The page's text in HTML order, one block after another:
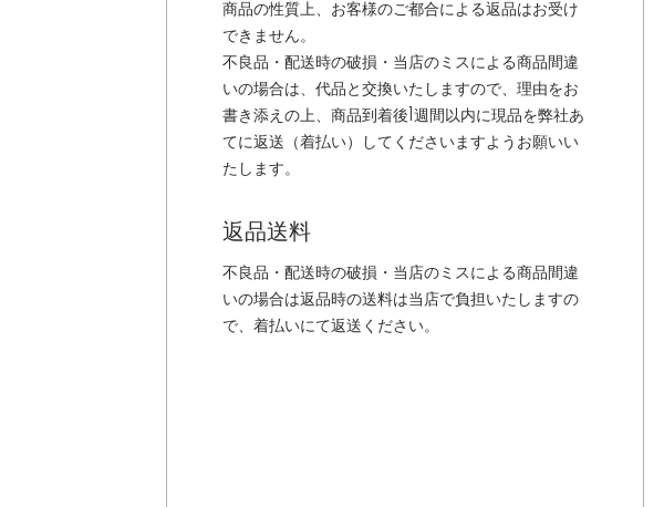
商品の性質上、お客様のご都合による返品はお受け
できません。
不良品・配送時の破損・当店のミスによる商品間違
いの場合は、代品と交換いたしますので、理由をお
書き添えの上、商品到着後1週間以内に現品を弊社あ
てに返送（着払い）してくださいますようお願いい
たします。
返品送料
不良品・配送時の破損・当店のミスによる商品間違
いの場合は返品時の送料は当店で負担いたしますの
で、着払いにて返送ください。